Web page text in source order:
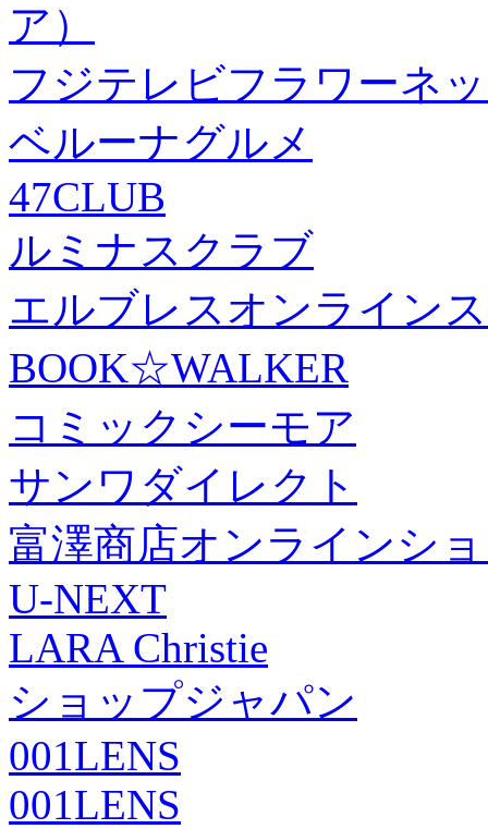
ア）
フジテレビフラワーネ
ベルーナグルメ
47CLUB
ルミナスクラブ
エルブレスオンライン
BOOK☆WALKER
コミックシーモア
サンワダイレクト
富澤商店オンラインシ
U-NEXT
LARA Christie
ショップジャパン
001LENS
001LENS